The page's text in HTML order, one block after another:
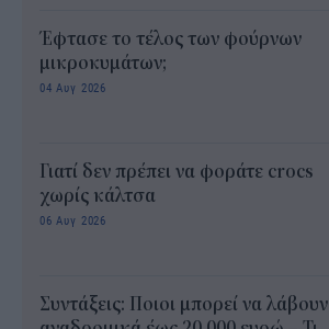
Έφτασε το τέλος των φούρνων
μικροκυμάτων;
04 Αυγ 2026
Γιατί δεν πρέπει να φοράτε crocs
χωρίς κάλτσα
06 Αυγ 2026
Συντάξεις: Ποιοι μπορεί να λάβουν